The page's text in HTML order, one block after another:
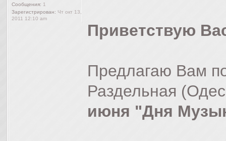
Сообщения: 1
Зарегистрирован: Чт окт 13,
2011 12:10 am
Приветствую
Предлагаю Вам
Раздельная
июня "Дня